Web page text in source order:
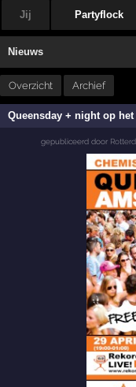
Jij Partyflock
Nieuws
Overzicht Archief
Queensday + night op
gepubliceerd door